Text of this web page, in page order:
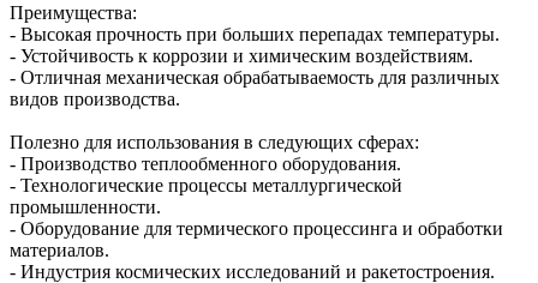
Преимущества:
- Высокая прочность при больших перепадах температуры.
- Устойчивость к коррозии и химическим воздействиям.
- Отличная механическая обрабатываемость для различных
видов производства.
Полезно для использования в следующих сферах:
- Производство теплообменного оборудования.
- Технологические процессы металлургической
промышленности.
- Оборудование для термического процессинга и обработки
материалов.
- Индустрия космических исследований и ракетостроения.